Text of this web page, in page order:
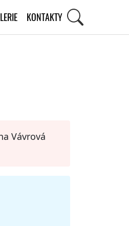
KONTAKTY
Vávrová